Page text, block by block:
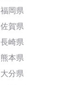
福岡県
佐賀県
長崎県
熊本県
大分県